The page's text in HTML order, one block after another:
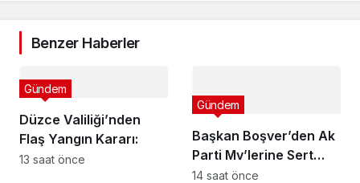
Benzer Haberler
Düzce Valiliği’nden
Flaş Yangın Kararı:
Gündem
13 saat önce
Başkan Boşver’den Ak
Parti Mv’lerine Sert
Tepki!
Gündem
14 saat önce